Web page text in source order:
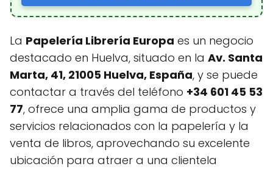
La Papelería Librería Europa es un negocio
destacado en Huelva, situado en la Av. Santa
Marta, 41, 21005 Huelva, España, y se puede
contactar a través del teléfono +34 601 45 53
77, ofrece una amplia gama de productos y
servicios relacionados con la papelería y la
venta de libros, aprovechando su excelente
ubicación para atraer a una clientela